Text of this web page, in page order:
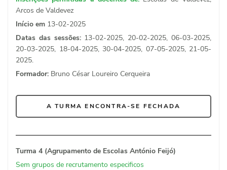
Arcos de Valdevez
Início em 13-02-2025
Datas das sessões: 13-02-2025, 20-02-2025, 06-03-2025,
20-03-2025, 18-04-2025, 30-04-2025, 07-05-2025, 21-05-
2025.
Formador: Bruno César Loureiro Cerqueira
A TURMA ENCONTRA-SE FECHADA
Turma 4 (Agrupamento de Escolas António Feijó)
Sem grupos de recrutamento especificos